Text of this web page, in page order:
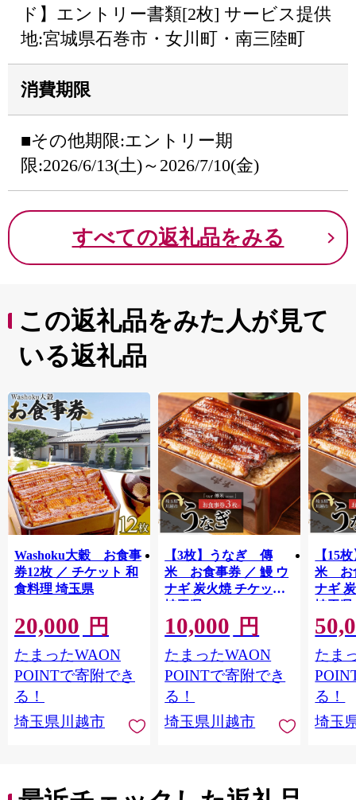
ド】エントリー書類[2枚] サービス提供
地:宮城県石巻市・女川町・南三陸町
消費期限
■その他期限:エントリー期
限:2026/6/13(土)～2026/7/10(金)
すべての返礼品をみる
この返礼品をみた人が見て
いる返礼品
Washoku大穀 お食事
券12枚 ／ チケット 和
食料理 埼玉県
20,000 円
たまったWAON
POINTで寄附でき
る！
埼玉県川越市
【3枚】うなぎ 傳
米 お食事券 ／ 鰻 ウ
ナギ 炭火焼 チケット
埼玉県
10,000 円
たまったWAON
POINTで寄附でき
る！
埼玉県川越市
【15
米 お
ナギ
埼玉県
たま
る！
埼玉